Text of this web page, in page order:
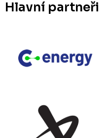
Hlavní partneři